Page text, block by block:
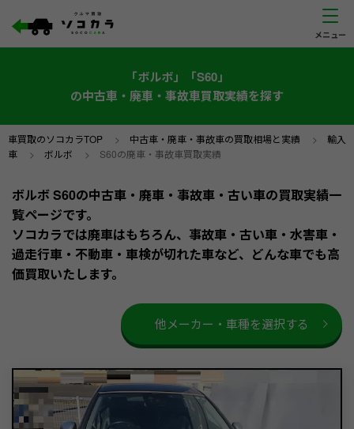
「ボルボ」「S60」
の中古車・廃車・事故車買取実績を探す
車買取のソコカラTOP > 中古車・廃車・事故車の買取相場と実績 > 輸入
車 > ボルボ > S60の廃車・事故車買取実績
ボルボ S60の中古車・廃車・事故車・古い車の買取実績一
覧ページです。
ソコカラでは廃車はもちろん、事故車・古い車・水害車・
過走行車・不動車・車検が切れた車など、どんな車でも高
価買取いたします。
他メーカー・車種を選択する